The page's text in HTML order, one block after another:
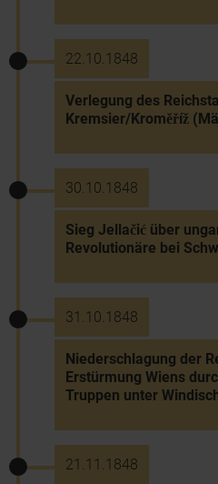
22.10.1848
Verlegung des
Kremsier/Kroměříž
30.10.1848
Sieg Jellačić über
Revolutionäre bei
31.10.1848
Niederschlagung der
Erstürmung Wiens
Truppen unter
21.11.1848